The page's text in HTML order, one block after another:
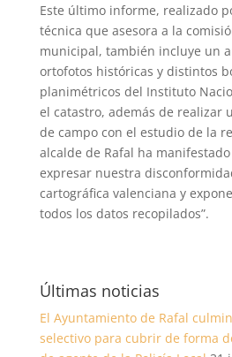
Este último informe, realizado
técnica que asesora a la
municipal, también incluye un
ortofotos históricas y distintos
planimétricos del Instituto
el catastro, además de realizar
de campo con el estudio de la
alcalde de Rafal ha
expresar nuestra
cartográfica valenciana y
todos los datos recopilados”.
Últimas noticias
El Ayuntamiento de Rafal
selectivo para cubrir de forma